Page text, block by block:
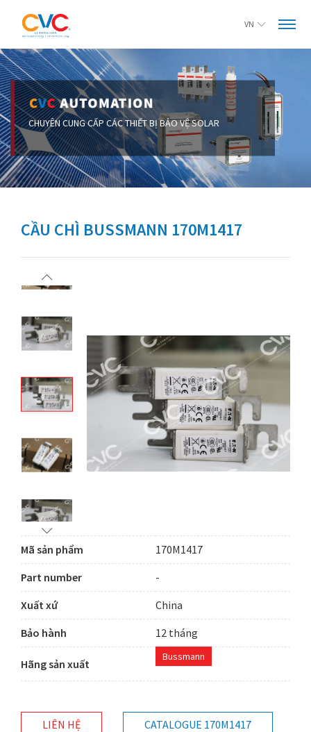
VN
CẦU CHÌ BUSSMANN 170M1417
Mã sản phẩm
170M1417
Part number
-
Xuất xứ
China
Bảo hành
12 tháng
Hãng sản xuất
Bussmann
LIÊN HỆ CATALOGUE 170M1417